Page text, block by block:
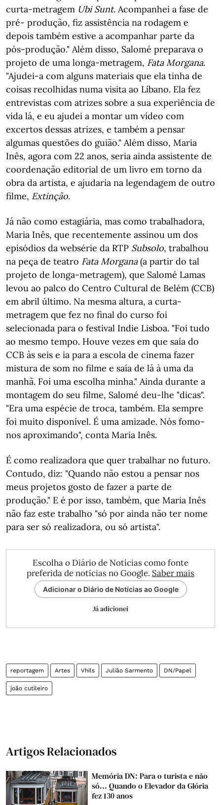
curta-metragem Ubi Sunt. Acompanhei a fase de
pré- produção, fiz assistência na rodagem e
depois também estive a acompanhar parte da
pós-produção." Além disso, Salomé preparava o
projeto de uma longa-metragem, Fata Morgana.
"Ajudei-a com alguns materiais que ela tinha de
coisas recolhidas numa visita ao Líbano. Ela fez
entrevistas com atrizes sobre a sua experiência de
vida lá, e eu ajudei a montar um vídeo com
excertos dessas atrizes, e também a pensar
algumas questões do guião." Além disso, Maria
Inês, agora com 22 anos, seria ainda assistente de
coordenação editorial de um livro em torno da
obra da artista, e ajudaria na legendagem de outro
filme, Extinção.
Já não como estagiária, mas como trabalhadora,
Maria Inês, que recentemente assinou um dos
episódios da websérie da RTP Subsolo, trabalhou
na peça de teatro Fata Morgana(a partir do tal
projeto de longa-metragem), que Salomé Lamas
levou ao palco do Centro Cultural de Belém (CCB)
em abril último. Na mesma altura, a curta-
metragem que fez no final do curso foi
selecionada para o festival Indie Lisboa. "Foi tudo
ao mesmo tempo. Houve vezes em que saía do
CCB às seis e ia para a escola de cinema fazer
mistura de som no filme e saía de lá à uma da
manhã. Foi uma escolha minha." Ainda durante a
montagem do seu filme, Salomé deu-lhe "dicas".
"Era uma espécie de troca, também. Ela sempre
foi muito disponível. É uma amizade. Nós fomo-
nos aproximando", conta Maria Inês.
É como realizadora que quer trabalhar no futuro.
Contudo, diz: "Quando não estou a pensar nos
meus projetos gosto de fazer a parte de
produção." E é por isso, também, que Maria Inês
não faz este trabalho "só por ainda não ter nome
para ser só realizadora, ou só artista".
Escolha o Diário de Notícias como fonte
preferida de notícias no Google. Saber mais
Adicionar o Diário de Notícias ao Google
Já adicionei
reportagem Artes Vhils Julião Sarmento DN/Papel
joão cutileiro
Artigos Relacionados
Memória DN: Para o turista e não
só... Quando o Elevador da Glória
fez 130 anos